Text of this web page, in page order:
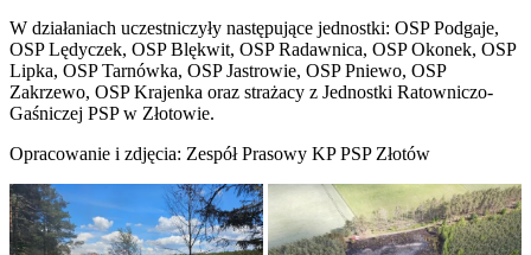
W działaniach uczestniczyły następujące jednostki: OSP Podgaje,
OSP Lędyczek, OSP Blękwit, OSP Radawnica, OSP Okonek, OSP
Lipka, OSP Tarnówka, OSP Jastrowie, OSP Pniewo, OSP
Zakrzewo, OSP Krajenka oraz strażacy z Jednostki Ratowniczo-
Gaśniczej PSP w Złotowie.
Opracowanie i zdjęcia: Zespół Prasowy KP PSP Złotów